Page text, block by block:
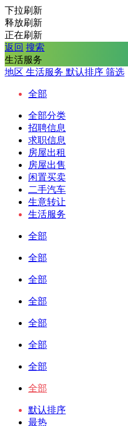
下拉刷新
释放刷新
正在刷新
返回 搜索
生活服务
地区 生活服务 默认排序 筛选
全部
全部分类
招聘信息
求职信息
房屋出租
房屋出售
闲置买卖
二手汽车
生意转让
生活服务
全部
全部
全部
全部
全部
全部
全部
全部
默认排序
最热